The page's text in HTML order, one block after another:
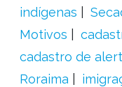
indígenas
Motivos
cadastro de
Roraima